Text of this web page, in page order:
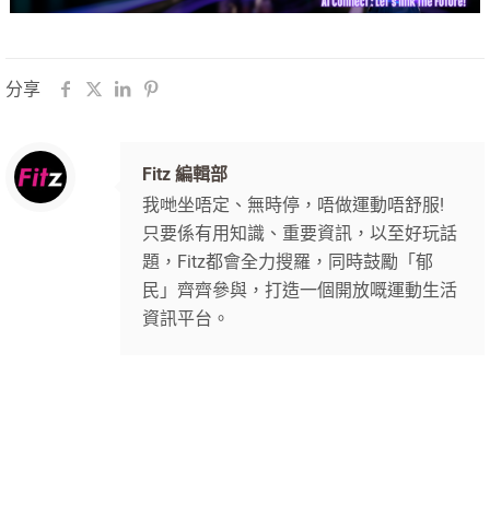
分享
Fitz 編輯部
我哋坐唔定、無時停，唔做運動唔舒服!
只要係有用知識、重要資訊，以至好玩話
題，Fitz都會全力搜羅，同時鼓勵「郁
民」齊齊參與，打造一個開放嘅運動生活
資訊平台。